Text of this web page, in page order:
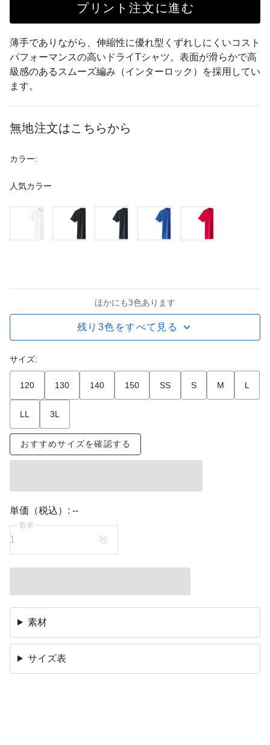
プリント注文に進む
薄手でありながら、伸縮性に優れ型くずれしにくいコスト
パフォーマンスの高いドライTシャツ。表面が滑らかで高
級感のあるスムーズ編み（インターロック）を採用してい
ます。
無地注文はこちらから
カラー:
人気カラー
ほかにも3色あります
残り3色をすべて見る
サイズ:
120 130 140 150 SS S M L
LL 3L
おすすめサイズを確認する
単価（税込）: --
枚
数量
素材
サイズ表